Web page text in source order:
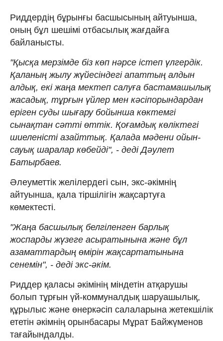
Риддердің бұрынғы басшысының айтуынша,
оның бұл шешімі отбасылық жағдайға
байланысты.
"Қысқа мерзімде біз көп нәрсе істеп үлгердік.
Қаланың жылу жүйесіндегі апаттың алдын
алдық, екі жаңа мектеп салуға бастамашылық
жасадық, тұрғын үйлер мен кәсіпорындардан
еріген суды шығару бойынша көктемгі
сынақтан сәтті өттік. Қоғамдық көліктегі
шиеленісті азайттық. Қалада мәдени ойын-
сауық шаралар көбейді", - деді Дәулет
Батырбаев.
Әлеуметтік желілердегі сын, экс-әкімнің
айтуынша, қала тіршілігін жақсартуға
көмектесті.
"Жаңа басшылық белгіленген барлық
жоспарды жүзеге асыратынына және бұл
азаматтардың өмірін жақсартатынына
сенемін", - деді экс-әкім.
Риддер қаласы әкімінің міндетін атқарушы
болып тұрғын үй-коммуналдық шаруашылық,
құрылыс және өнеркәсіп салаларына жетекшілік
ететін әкімнің орынбасары Мұрат Байжүменов
тағайындалды.